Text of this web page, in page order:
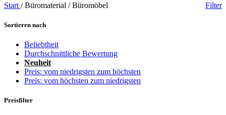
Start / Büromaterial / Büromöbel Filter
Sortieren nach
Beliebtheit
Durchschnittliche Bewertung
Neuheit
Preis: vom niedrigsten zum höchsten
Preis: vom höchsten zum niedrigsten
Preisfilter